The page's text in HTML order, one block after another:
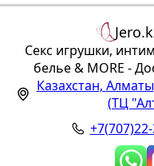
Секс игрушки,
белье & MORE -
Казахстан, Алматы
(ТЦ